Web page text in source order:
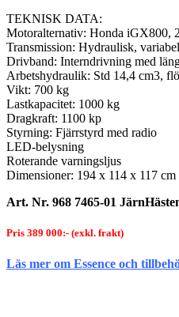
TEKNISK DATA:
Motoralternativ: Honda iGX800,
Transmission: Hydraulisk,
Drivband: Interndrivning med
Arbetshydraulik: Std 14,4 cm3,
Vikt: 700 kg
Lastkapacitet: 1000 kg
Dragkraft: 1100 kp
Styrning: Fjärrstyrd med radio
LED-belysning
Roterande varningsljus
Dimensioner: 194 x 114 x 117
Art. Nr. 968 7465-01
Pris 389 000:- (exkl. frakt)
Läs mer om Essence och